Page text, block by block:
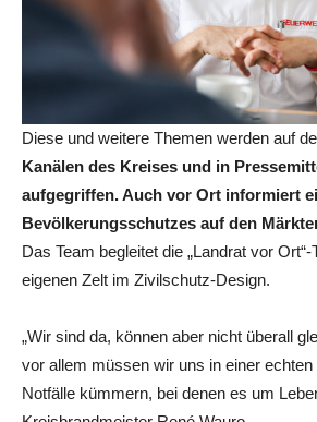
Diese und weitere Themen werden auf
Kanälen des Kreises und in
aufgegriffen. Auch vor Ort informiert
Bevölkerungsschutzes auf den
Das Team begleitet die „Landrat vor
eigenen Zelt im Zivilschutz-Design.
„Wir sind da, können aber nicht überall
vor allem müssen wir uns in einer
Notfälle kümmern, bei denen es um